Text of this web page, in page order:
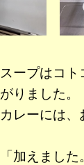
ープはコ
りました。
レーには
「加えまし